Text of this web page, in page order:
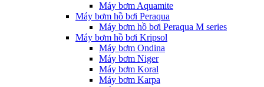
Máy bơm Aquamite
Máy bơm hồ bơi Peraqua
Máy bơm hồ bơi Peraqua M series
Máy bơm hồ bơi Kripsol
Máy bơm Ondina
Máy bơm Niger
Máy bơm Koral
Máy bơm Karpa